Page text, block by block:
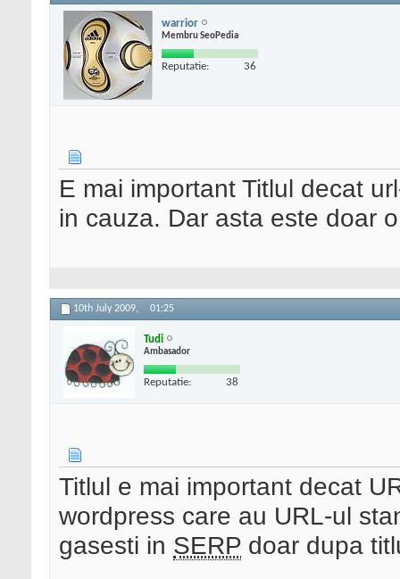
warrior
Membru SeoPedia
Reputatie: 36
E mai important Titlul decat
in cauza. Dar asta este doar
10th July 2009, 01:25
Tudi
Ambasador
Reputatie: 38
Titlul e mai important decat
wordpress care au URL-ul
gasesti in SERP doar dupa